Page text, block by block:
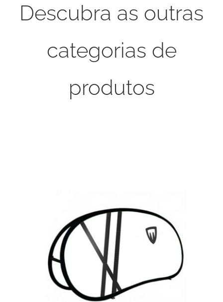
Descubra as outras
categorias de
produtos